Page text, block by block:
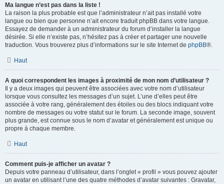
Ma langue n’est pas dans la liste !
La raison la plus probable est que l’administrateur n’ait pas installé votre
langue ou bien que personne n’ait encore traduit phpBB dans votre langue.
Essayez de demander à un administrateur du forum d’installer la langue
désirée. Si elle n’existe pas, n’hésitez pas à créer et partager une nouvelle
traduction. Vous trouverez plus d’informations sur le site Internet de phpBB®.
Haut
A quoi correspondent les images à proximité de mon nom d’utilisateur ?
Il y a deux images qui peuvent être associées avec votre nom d’utilisateur
lorsque vous consultez les messages d’un sujet. L’une d’elles peut être
associée à votre rang, généralement des étoiles ou des blocs indiquant votre
nombre de messages ou votre statut sur le forum. La seconde image, souvent
plus grande, est connue sous le nom d’avatar et généralement est unique ou
propre à chaque membre.
Haut
Comment puis-je afficher un avatar ?
Depuis votre panneau d’utilisateur, dans l’onglet « profil » vous pouvez ajouter
un avatar en utilisant l’une des quatre méthodes d’avatar suivantes : Gravatar,